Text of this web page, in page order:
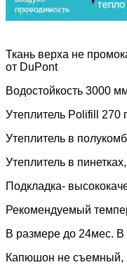
Ткань верха не
от DuPont
Водостойкость 3000
Утеплитель Polifill 270 г
Утеплитель в
Утеплитель в
Подкладка-
Рекомендуемый
В размере до 24мес. В
Капюшон не съемный,